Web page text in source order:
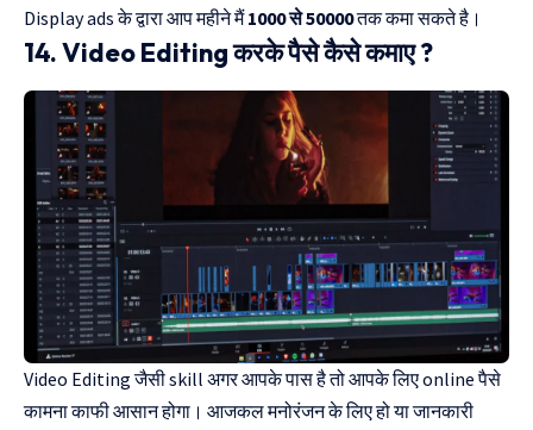
Display ads के द्वारा आप महीने मैं1000 से 50000तक कमा सकते है।
14. Video Editing करके पैसे कैसे कमाए ?
Video Editing जैसी skill अगर आपके पास है तो आपके लिए online पैसे
कामना काफी आसान होगा। आजकल मनोरंजन के लिए हो या जानकारी